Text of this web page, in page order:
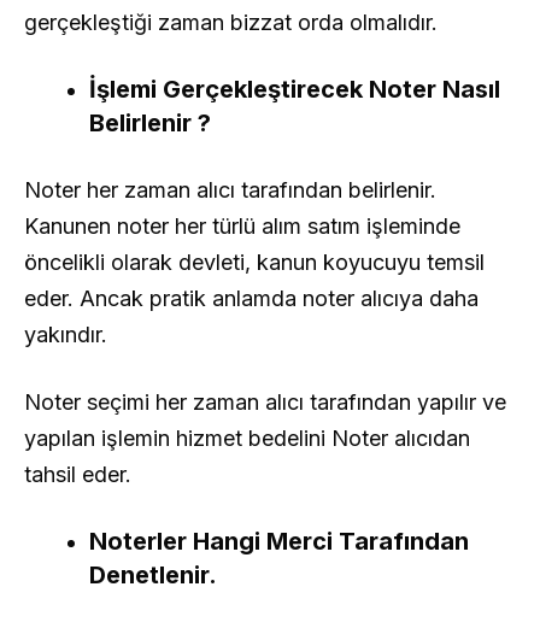
gerçekleştiği zaman bizzat orda olmalıdır.
İşlemi Gerçekleştirecek Noter Nasıl
Belirlenir ?
Noter her zaman alıcı tarafından belirlenir.
Kanunen noter her türlü alım satım işleminde
öncelikli olarak devleti, kanun koyucuyu temsil
eder. Ancak pratik anlamda noter alıcıya daha
yakındır.
Noter seçimi her zaman alıcı tarafından yapılır ve
yapılan işlemin hizmet bedelini Noter alıcıdan
tahsil eder.
Noterler Hangi Merci Tarafından
Denetlenir.